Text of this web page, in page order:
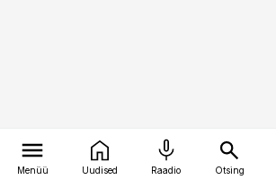
Menüü Uudised Raadio Otsing